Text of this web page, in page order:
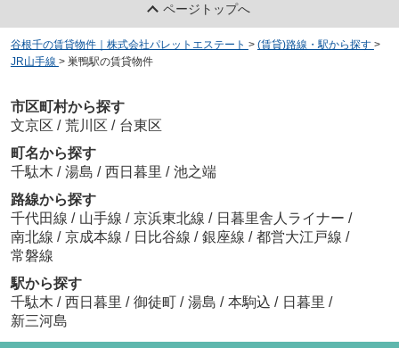
ページトップへ
谷根千の賃貸物件｜株式会社パレットエステート > (賃貸)路線・駅から探す >
JR山手線 > 巣鴨駅の賃貸物件
市区町村から探す
文京区 / 荒川区 / 台東区
町名から探す
千駄木 / 湯島 / 西日暮里 / 池之端
路線から探す
千代田線 / 山手線 / 京浜東北線 / 日暮里舎人ライナー /
南北線 / 京成本線 / 日比谷線 / 銀座線 / 都営大江戸線 /
常磐線
駅から探す
千駄木 / 西日暮里 / 御徒町 / 湯島 / 本駒込 / 日暮里 /
新三河島